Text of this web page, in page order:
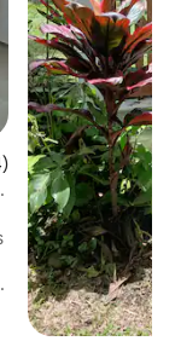
moyenne sur la